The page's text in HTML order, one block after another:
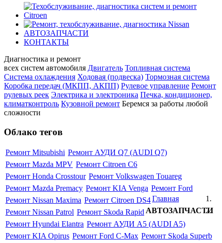
АВТОЗАПЧАСТИ
КОНТАКТЫ
Диагностика и ремонт
всех cистем автомобиля Двигатель Топливная система
Система охлаждения Ходовая (подвеска) Тормозная система
Коробка передач (МКПП, АКПП) Рулевое управление Ремонт
рулевых реек Электрика и электроника Печка, кондиционер,
климатконтроль Кузовной ремонт Беремся за работы любой
сложности
Облако тегов
Ремонт Mitsubishi Ремонт АУДИ Q7 (AUDI Q7)
Ремонт Mazda MPV Ремонт Citroen C6
Ремонт Honda Crosstour Ремонт Volkswagen Touareg
Ремонт Mazda Premacy Ремонт KIA Venga Ремонт Ford
Ремонт Nissan Maxima Ремонт Citroen DS4
Ремонт Nissan Patrol Ремонт Skoda Rapid
Ремонт Hyundai Elantra Ремонт АУДИ А5 (AUDI A5)
Ремонт KIA Opirus Ремонт Ford C-Max Ремонт Skoda Superb
Главная
АВТОЗАПЧАСТИ